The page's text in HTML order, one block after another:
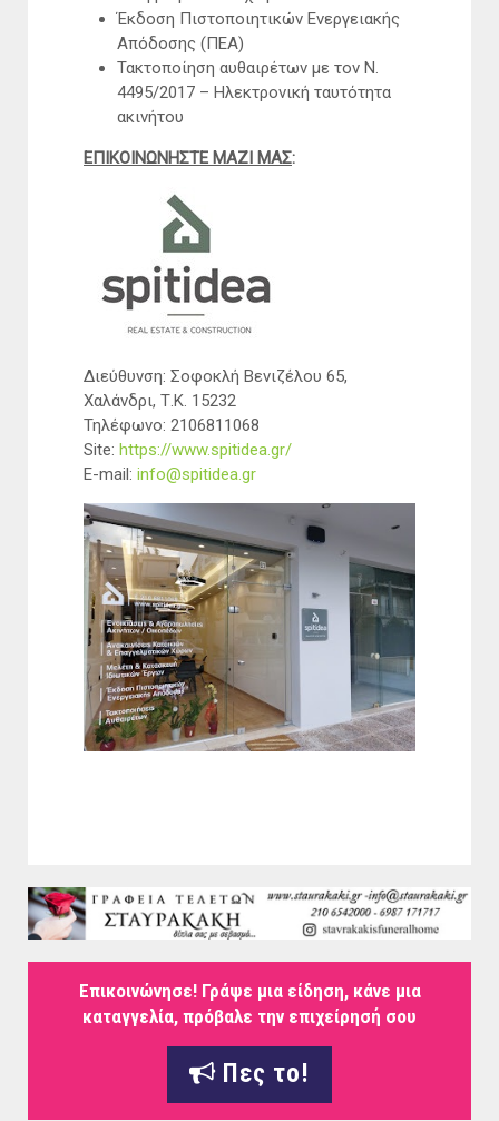
Έκδοση Πιστοποιητικών Ενεργειακής
Απόδοσης (ΠΕΑ)
Τακτοποίηση αυθαιρέτων με τον Ν.
4495/2017 – Ηλεκτρονική ταυτότητα
ακινήτου
ΕΠΙΚΟΙΝΩΝΗΣΤΕ ΜΑΖΙ ΜΑΣ:
Διεύθυνση: Σοφοκλή Βενιζέλου 65,
Χαλάνδρι, Τ.Κ. 15232
Τηλέφωνο: 2106811068
Site: https://www.spitidea.gr/
E-mail: info@spitidea.gr
Επικοινώνησε! Γράψε μια είδηση, κάνε μια
καταγγελία, πρόβαλε την επιχείρησή σου
Πες το!